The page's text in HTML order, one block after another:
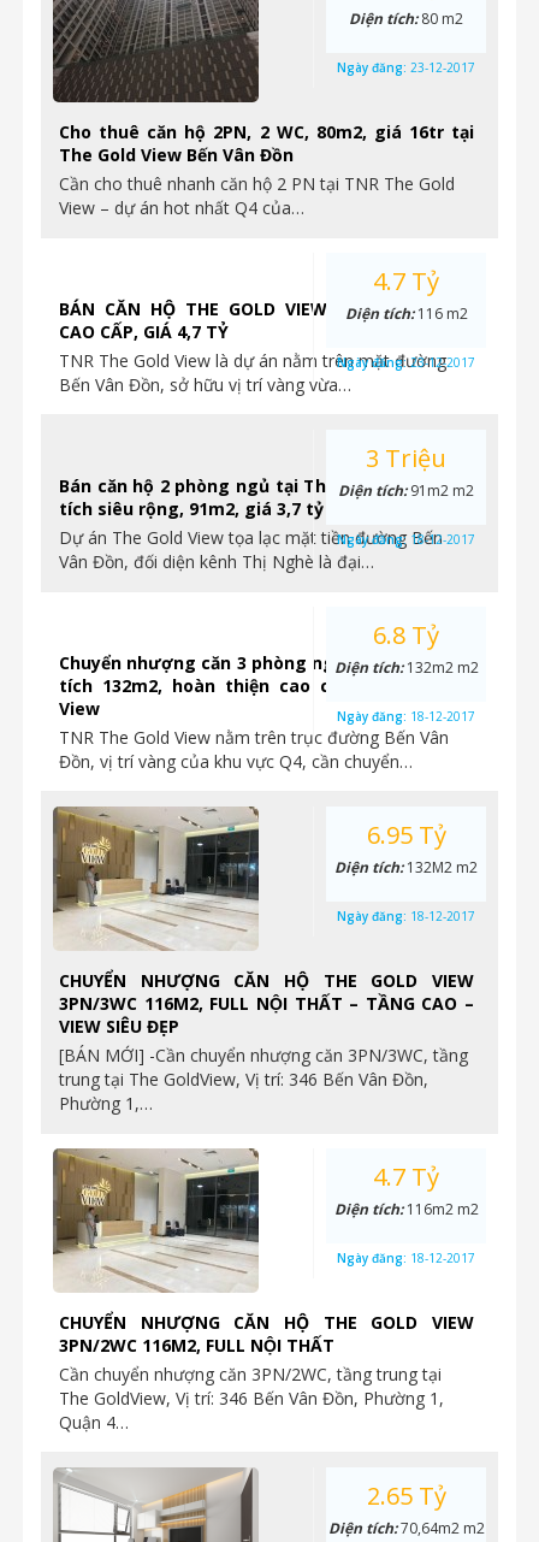
Cho thuê căn hộ 2PN, 2 WC, 80m2, giá 16tr tại
The Gold View Bến Vân Đồn
Cần cho thuê nhanh căn hộ 2 PN tại TNR The Gold
View – dự án hot nhất Q4 của…
Diện tích:80 m2
Ngày đăng: 23-12-2017
BÁN CĂN HỘ THE GOLD VIEW 3PN, NỘI THẤT
CAO CẤP, GIÁ 4,7 TỶ
TNR The Gold View là dự án nằm trên mặt đường
Bến Vân Đồn, sở hữu vị trí vàng vừa…
4.7 Tỷ
Diện tích:116 m2
Ngày đăng:23-12-2017
Bán căn hộ 2 phòng ngủ tại The Gold View, diện
tích siêu rộng, 91m2, giá 3,7 tỷ
Dự án The Gold View tọa lạc mặt tiền đường Bến
Vân Đồn, đối diện kênh Thị Nghè là đại…
3 Triệu
Diện tích:91m2 m2
Ngày đăng: 18-12-2017
Chuyển nhượng căn 3 phòng ngủ vị trí góc, diện
tích 132m2, hoàn thiện cao cấp tại The Gold
View
TNR The Gold View nằm trên trục đường Bến Vân
Đồn, vị trí vàng của khu vực Q4, cần chuyển…
6.8 Tỷ
Diện tích:132m2 m2
Ngày đăng: 18-12-2017
CHUYỂN NHƯỢNG CĂN HỘ THE GOLD VIEW
3PN/3WC 116M2, FULL NỘI THẤT – TẦNG CAO –
VIEW SIÊU ĐẸP
[BÁN MỚI] -Cần chuyển nhượng căn 3PN/3WC, tầng
trung tại The GoldView, Vị trí: 346 Bến Vân Đồn,
Phường 1,…
6.95 Tỷ
Diện tích:132M2 m2
Ngày đăng: 18-12-2017
CHUYỂN NHƯỢNG CĂN HỘ THE GOLD VIEW
3PN/2WC 116M2, FULL NỘI THẤT
Cần chuyển nhượng căn 3PN/2WC, tầng trung tại
The GoldView, Vị trí: 346 Bến Vân Đồn, Phường 1,
Quận 4…
4.7 Tỷ
Diện tích:116m2 m2
Ngày đăng: 18-12-2017
2.65 Tỷ
Diện tích:70,64m2 m2